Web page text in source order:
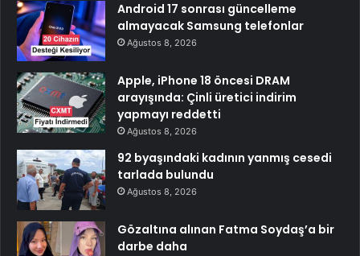
Android 17 sonrası güncelleme
almayacak Samsung telefonlar
Ağustos 8, 2026
Apple, iPhone 18 öncesi DRAM
arayışında: Çinli üretici indirim
yapmayı reddetti
Ağustos 8, 2026
92 byaşındaki kadının yanmış cesedi
tarlada bulundu
Ağustos 8, 2026
Gözaltına alınan Fatma Soydaş’a bir
darbe daha